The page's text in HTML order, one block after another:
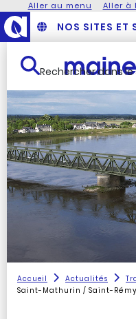
Aller au menu Aller à
NOS SITES ET
Rechercher dans le
Accueil Actualités
Saint-Mathurin / Saint-